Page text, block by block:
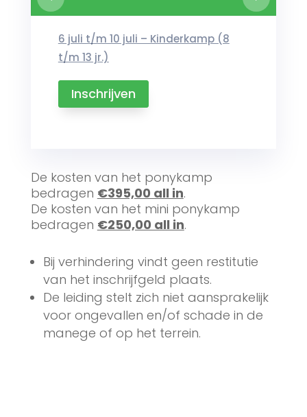
6 juli t/m 10 juli – Kinderkamp (8
t/m 13 jr.)
Inschrijven
De kosten van het ponykamp
bedragen €395,00 all in.
De kosten van het mini ponykamp
bedragen €250,00 all in.
Bij verhindering vindt geen restitutie
van het inschrijfgeld plaats.
De leiding stelt zich niet aansprakelijk
voor ongevallen en/of schade in de
manege of op het terrein.